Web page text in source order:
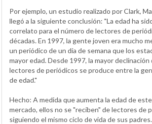
Por ejemplo, un estudio realizado por Clark,
llegó a la siguiente conclusión: "La edad ha
correlato para el número de lectores de
décadas. En 1997, la gente joven era mucho
un periódico de un día de semana que los
mayor edad. Desde 1997, la mayor
lectores de periódicos se produce entre la
de edad."
Hecho: A medida que aumenta la edad de
mercado, ellos no se "reciben" de lectores de
siguiendo el mismo ciclo de vida de sus